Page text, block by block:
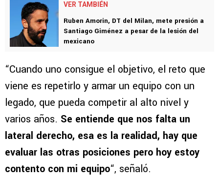
VER TAMBIÉN
Ruben Amorin, DT del Milan, mete presión a
Santiago Giménez a pesar de la lesión del
mexicano
“Cuando uno consigue el objetivo, el reto que
viene es repetirlo y armar un equipo con un
legado, que pueda competir al alto nivel y
varios años. Se entiende que nos falta un
lateral derecho, esa es la realidad, hay que
evaluar las otras posiciones pero hoy estoy
contento con mi equipo“, señaló.